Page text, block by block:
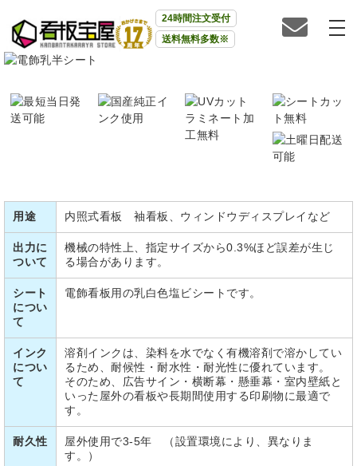
24時間注文受付
送料無料多数※
用途 内照式看板 袖看板、ウィンドウディスプレイなど
出力に
ついて
機械の特性上、指定サイズから0.3%ほど誤差が生じ
る場合があります。
シート
につい
て
電飾看板用の乳白色塩ビシートです。
インク
につい
て
溶剤インクは、染料を水でなく有機溶剤で溶かしてい
るため、耐候性・耐水性・耐光性に優れています。
そのため、広告サイン・横断幕・懸垂幕・室内壁紙と
いった屋外の看板や長期間使用する印刷物に最適で
す。
耐久性
屋外使用で3-5年 （設置環境により、異なりま
す。）